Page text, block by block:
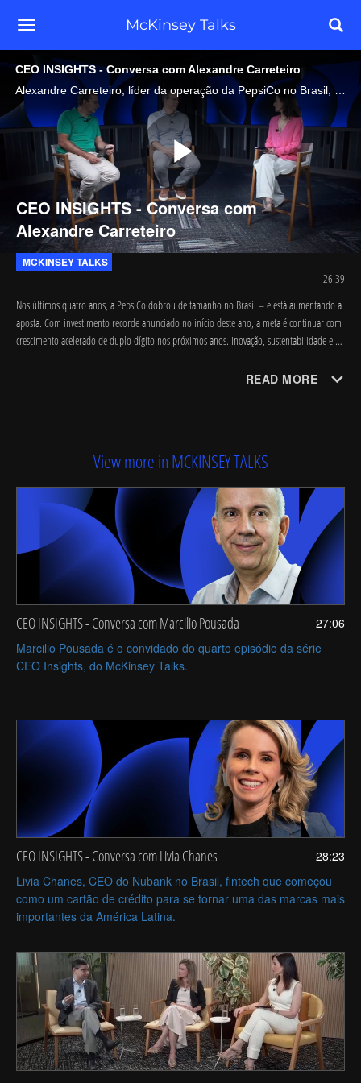
toggle navigationMcKinsey Talks
CEO INSIGHTS - Conversa com Alexandre Carreteiro
Alexandre Carreteiro, líder da operação da PepsiCo no Brasil, fala sobre as estratégias para esse crescimento e como vem gerindo a gigante de alimentos no terceiro maior mercado da marca nas Américas.
Play
CEO INSIGHTS - Conversa com
Alexandre Carreteiro
MCKINSEY TALKS
26:39
Nos últimos quatro anos, a PepsiCo dobrou de tamanho no Brasil – e está aumentando a
aposta. Com investimento recorde anunciado no início deste ano, a meta é continuar com
crescimento acelerado de duplo dígito nos próximos anos. Inovação, sustentabilidade e
episódio da série CEO Insights do McKinsey Talks, Alexandre Carreteiro, líder da operação
READ MORE
View more in MCKINSEY TALKS
27:06
CEO INSIGHTS - Conversa com Marcilio Pousada
Marcilio Pousada é o convidado do quarto episódio da série
CEO Insights, do McKinsey Talks.
28:23
CEO INSIGHTS - Conversa com Livia Chanes
Livia Chanes, CEO do Nubank no Brasil, fintech que começou
como um cartão de crédito para se tornar uma das marcas mais
importantes da América Latina.